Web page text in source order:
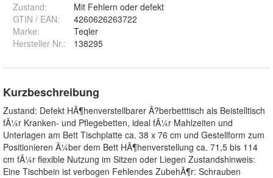
Zustand:
Mit Fehlern oder defekt
GTIN / EAN:
4260626263722
Marke:
Teqler
Hersteller Nr.:
138295
Kurzbeschreibung
Zustand: Defekt HÃ¶henverstellbarer Ã?berbetttisch als Beistelltisch
fÃ¼r Kranken- und Pflegebetten, ideal fÃ¼r Mahlzeiten und
Unterlagen am Bett Tischplatte ca. 38 x 76 cm und Gestellform zum
Positionieren Ã¼ber dem Bett HÃ¶henverstellung ca. 71,5 bis 114
cm fÃ¼r flexible Nutzung im Sitzen oder Liegen Zustandshinweis:
Eine Tischbein ist verbogen Fehlendes ZubehÃ¶r: Schrauben